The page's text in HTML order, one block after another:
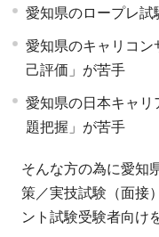
愛知県のロープレ
愛知県のキャリコ
己評価」が苦手
愛知県の日本キャ
題把握」が苦手
そんな方の為に愛知
策／実技試験（面接
ント試験受験者向け